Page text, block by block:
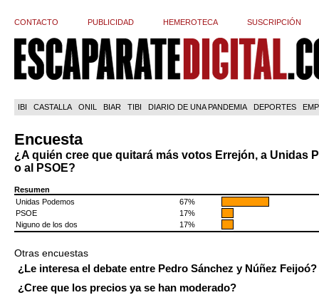
CONTACTO PUBLICIDAD HEMEROTECA SUSCRIPCIÓN
IBI CASTALLA ONIL BIAR TIBI DIARIO DE UNA PANDEMIA DEPORTES
Encuesta
¿A quién cree que quitará más votos Errejón, a Unidas
o al PSOE?
Resumen
Unidas Podemos
67%
PSOE
17%
Niguno de los dos
17%
Otras encuestas
¿Le interesa el debate entre Pedro Sánchez y Núñez Feijoó?
¿Cree que los precios ya se han moderado?